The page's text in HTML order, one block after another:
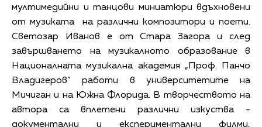
мултимедийни и танцови миниатюри вдъхновени
от музиката на различни композитори и поети.
Светозар Иванов е от Стара Загора и след
завършването на музикалното образование в
Националната музикална академия „Проф. Панчо
Владигеров” работи в университетите на
Мичиган и на Южна Флорида. В творчеството на
автора са вплетени различни изкуства -
документални и експериментални филми,